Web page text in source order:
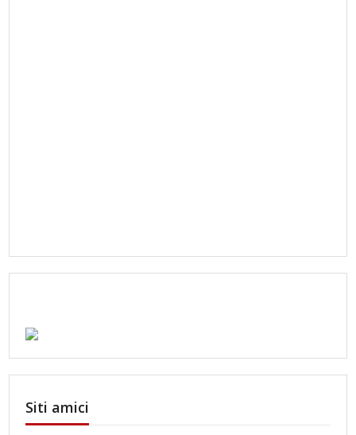
Siti amici